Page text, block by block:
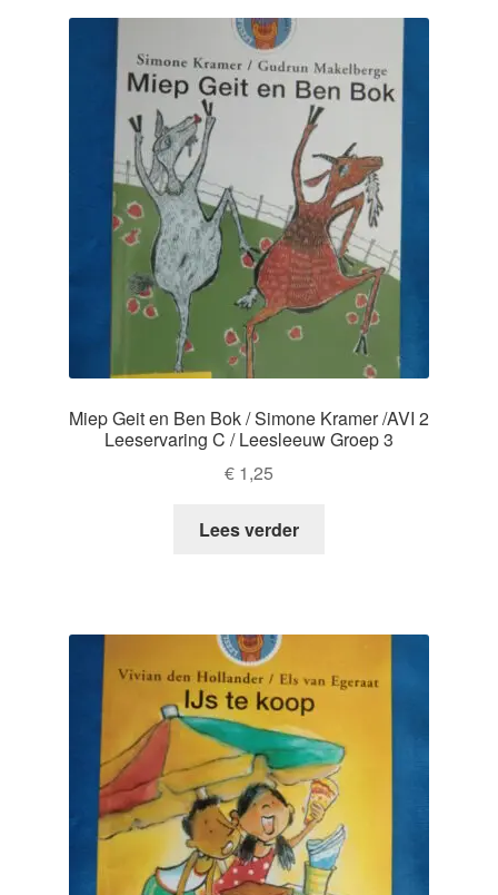
Miep Geit en Ben Bok / Simone Kramer /AVI 2
Leeservaring C / Leesleeuw Groep 3
€ 1,25
Lees verder